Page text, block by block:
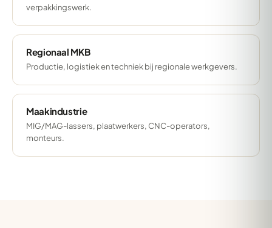
verpakkingswerk.
Regionaal MKB
Productie, logistiek en techniek bij regionale werkgevers.
Maakindustrie
MIG/MAG-lassers, plaatwerkers, CNC-operators,
monteurs.